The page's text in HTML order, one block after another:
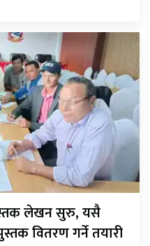
लेखन सुरु, यसै
वितरण गर्ने तयारी